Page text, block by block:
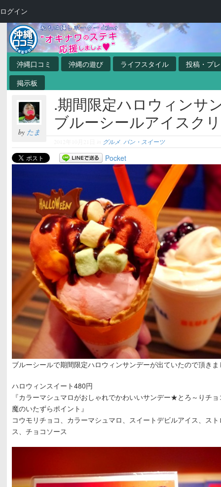
沖縄口コミ 沖縄の遊び ライフスタイル
投稿・プ
掲示板
by たま
.期間限定ハロウィンサ
ブルーシールアイスク
グルメ パン・スイーツ
Pocket
ブルーシールで期間限定ハロウィンサンデーが出ていたので頂き
ハロウィンスイート480円
『カラーマシュマロがおしゃれでかわいいサンデー★とろ～りチ
魔のいたずらポイント』
コウモリチョコ、カラーマシュマロ、スイートデビルアイス、ス
ス、チョコソース
ログイン